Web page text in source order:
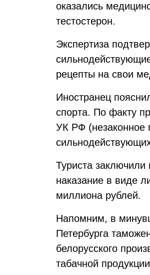
оказались
тестостерон.
Экспертиза
рецепты на свои
Иностранец
спорта. По факту
УК РФ (незаконное
Туриста заключили
наказание в виде
миллиона рублей.
Напомним, в
Петербурга
белорусского
табачной